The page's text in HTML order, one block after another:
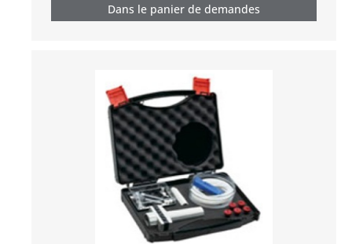
Dans le panier de demandes